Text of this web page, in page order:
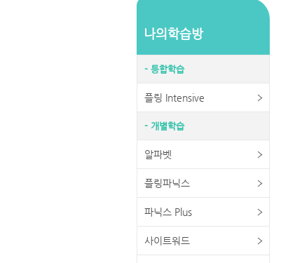
나의학습방
- 틍합학습
플링 Intensive
- 개별학습
알파벳
플링파닉스
파닉스 Plus
사이트워드